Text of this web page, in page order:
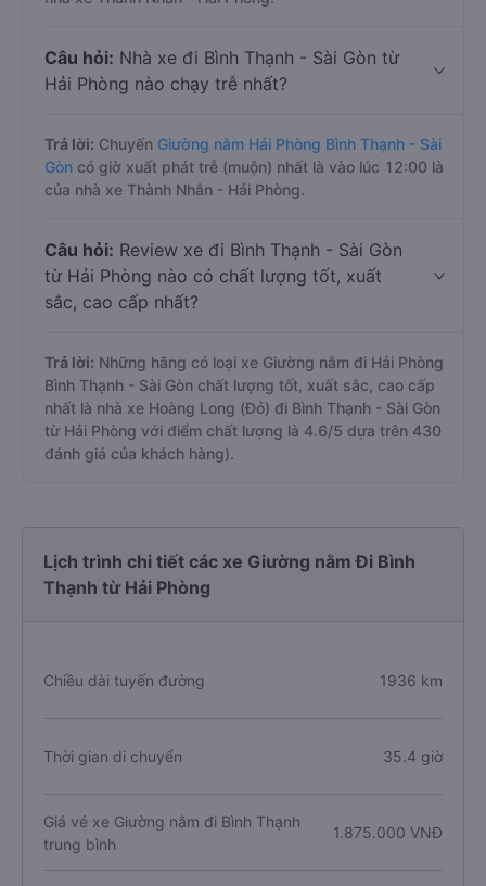
Câu hỏi: Nhà xe đi Bình Thạnh - Sài Gòn từ
Hải Phòng nào chạy trễ nhất?
Trả lời: Chuyến Giường nằm Hải Phòng Bình Thạnh - Sài
Gòn có giờ xuất phát trễ (muộn) nhất là vào lúc 12:00 là
của nhà xe Thành Nhân - Hải Phòng.
Câu hỏi: Review xe đi Bình Thạnh - Sài Gòn
từ Hải Phòng nào có chất lượng tốt, xuất
sắc, cao cấp nhất?
Trả lời: Những hãng có loại xe Giường nằm đi Hải Phòng
Bình Thạnh - Sài Gòn chất lượng tốt, xuất sắc, cao cấp
nhất là nhà xe Hoàng Long (Đỏ) đi Bình Thạnh - Sài Gòn
từ Hải Phòng với điểm chất lượng là 4.6/5 dựa trên 430
đánh giá của khách hàng).
Lịch trình chi tiết các xe Giường nằm Đi Bình
Thạnh từ Hải Phòng
Chiều dài tuyến đường 1936 km
Thời gian di chuyển 35.4 giờ
Giá vé xe Giường nằm đi Bình Thạnh
trung bình
1.875.000 VNĐ